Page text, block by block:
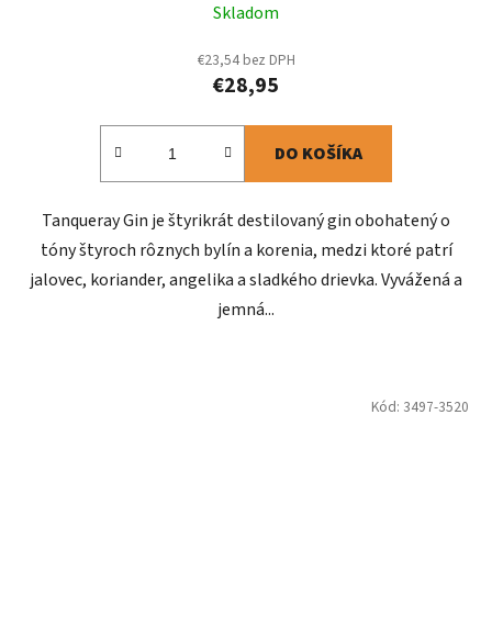
Skladom
€23,54 bez DPH
€28,95
DO KOŠÍKA
Tanqueray Gin je štyrikrát destilovaný gin obohatený o
tóny štyroch rôznych bylín a korenia, medzi ktoré patrí
jalovec, koriander, angelika a sladkého drievka. Vyvážená a
jemná...
Kód: 3497-3520